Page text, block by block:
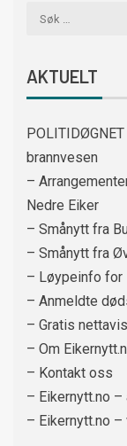
AKTUELT
brannvesen
–
Nedre Eiker
– Smånytt fra
– Smånytt fra
– Løypeinfo for
– Anmeldte
– Gratis
– Om
– Kontakt oss
– Eikernytt.no –
– Eikernytt.no